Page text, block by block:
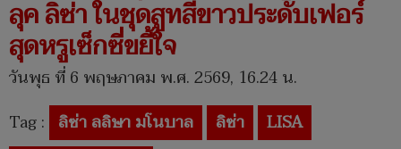
ลุค ลิซ่า ในชุดสูทสีขาวประดับเฟอร์
สุดหรูเซ็กซี่ขยี้ใจ
วันพุธ ที่ 6 พฤษภาคม พ.ศ. 2569, 16.24 น.
Tag : ลิซ่า ลลิษา มโนบาล ลิซ่า
LISA